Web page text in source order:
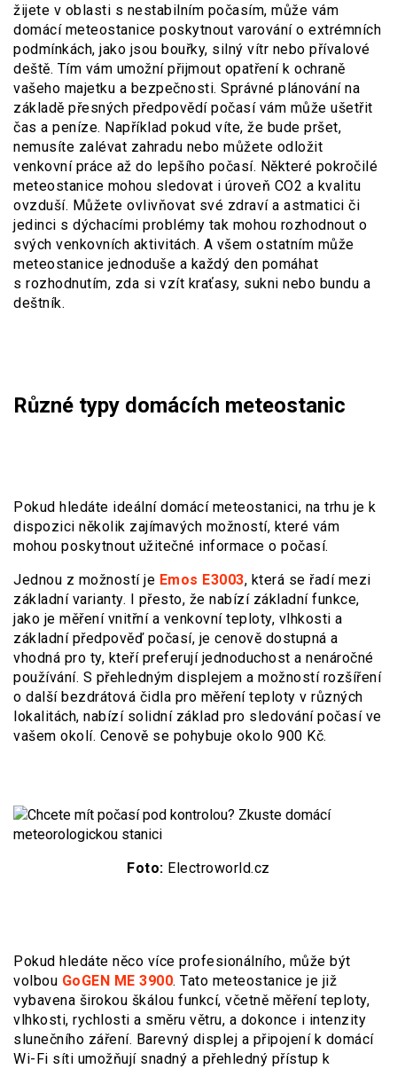
žijete v oblasti s nestabilním počasím, může vám
domácí meteostanice poskytnout varování o extrémních
podmínkách, jako jsou bouřky, silný vítr nebo přívalové
deště. Tím vám umožní přijmout opatření k ochraně
vašeho majetku a bezpečnosti. Správné plánování na
základě přesných předpovědí počasí vám může ušetřit
čas a peníze. Například pokud víte, že bude pršet,
nemusíte zalévat zahradu nebo můžete odložit
venkovní práce až do lepšího počasí. Některé pokročilé
meteostanice mohou sledovat i úroveň CO2 a kvalitu
ovzduší. Můžete ovlivňovat své zdraví a astmatici či
jedinci s dýchacími problémy tak mohou rozhodnout o
svých venkovních aktivitách. A všem ostatním může
meteostanice jednoduše a každý den pomáhat
s rozhodnutím, zda si vzít kraťasy, sukni nebo bundu a
deštník.
Různé typy domácích meteostanic
Pokud hledáte ideální domácí meteostanici, na trhu je k
dispozici několik zajímavých možností, které vám
mohou poskytnout užitečné informace o počasí.
Jednou z možností je Emos E3003, která se řadí mezi
základní varianty. I přesto, že nabízí základní funkce,
jako je měření vnitřní a venkovní teploty, vlhkosti a
základní předpověď počasí, je cenově dostupná a
vhodná pro ty, kteří preferují jednoduchost a nenáročné
používání. S přehledným displejem a možností rozšíření
o další bezdrátová čidla pro měření teploty v různých
lokalitách, nabízí solidní základ pro sledování počasí ve
vašem okolí. Cenově se pohybuje okolo 900 Kč.
Foto: Electroworld.cz
Pokud hledáte něco více profesionálního, může být
volbou GoGEN ME 3900. Tato meteostanice je již
vybavena širokou škálou funkcí, včetně měření teploty,
vlhkosti, rychlosti a směru větru, a dokonce i intenzity
slunečního záření. Barevný displej a připojení k domácí
Wi-Fi síti umožňují snadný a přehledný přístup k